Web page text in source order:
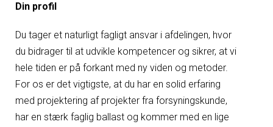
Din profil
Du tager et naturligt fagligt ansvar i afdelingen, hvor
du bidrager til at udvikle kompetencer og sikrer, at vi
hele tiden er på forkant med ny viden og metoder.
For os er det vigtigste, at du har en solid erfaring
med projektering af projekter fra forsyningskunde,
har en stærk faglig ballast og kommer med en lige